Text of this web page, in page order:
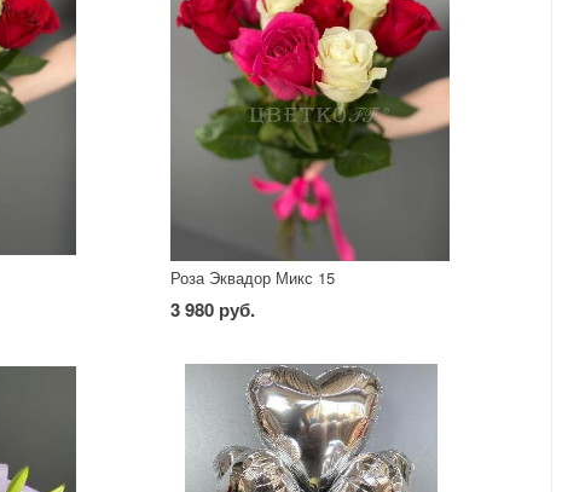
Роза Эквадор Микс 15
3 980 руб.